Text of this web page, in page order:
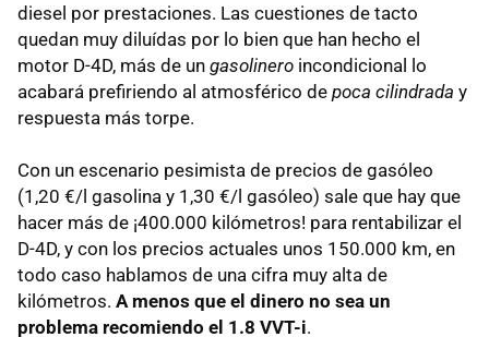
diesel por prestaciones. Las cuestiones de tacto
quedan muy diluídas por lo bien que han hecho el
motor D-4D, más de un gasolinero incondicional lo
acabará prefiriendo al atmosférico de poca cilindrada y
respuesta más torpe.
Con un escenario pesimista de precios de gasóleo
(1,20 €/l gasolina y 1,30 €/l gasóleo) sale que hay que
hacer más de ¡400.000 kilómetros! para rentabilizar el
D-4D, y con los precios actuales unos 150.000 km, en
todo caso hablamos de una cifra muy alta de
kilómetros. A menos que el dinero no sea un
problema recomiendo el 1.8 VVT-i.